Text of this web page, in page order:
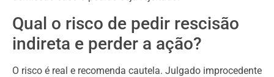
Qual o risco de pedir rescisão
indireta e perder a ação?
O risco é real e recomenda cautela. Julgado improcedente